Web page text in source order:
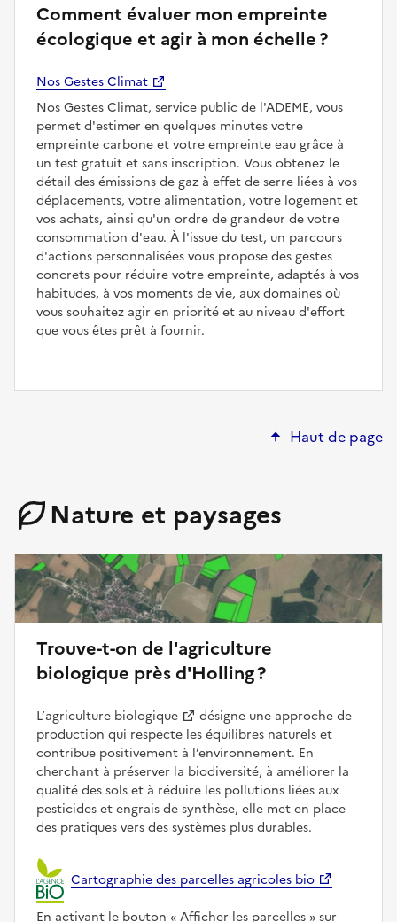
Comment évaluer mon empreinte
écologique et agir à mon échelle ?
Nos Gestes Climat
Nos Gestes Climat, service public de l'ADEME, vous
permet d'estimer en quelques minutes votre
empreinte carbone et votre empreinte eau grâce à
un test gratuit et sans inscription. Vous obtenez le
détail des émissions de gaz à effet de serre liées à vos
déplacements, votre alimentation, votre logement et
vos achats, ainsi qu'un ordre de grandeur de votre
consommation d'eau. À l'issue du test, un parcours
d'actions personnalisées vous propose des gestes
concrets pour réduire votre empreinte, adaptés à vos
habitudes, à vos moments de vie, aux domaines où
vous souhaitez agir en priorité et au niveau d'effort
que vous êtes prêt à fournir.
Haut de page
Nature et paysages
Trouve-t-on de l'agriculture
biologique près d'Holling ?
L’agriculture biologique
désigne une approche de
production qui respecte les équilibres naturels et
contribue positivement à l’environnement. En
cherchant à préserver la biodiversité, à améliorer la
qualité des sols et à réduire les pollutions liées aux
pesticides et engrais de synthèse, elle met en place
des pratiques vers des systèmes plus durables.
Cartographie des parcelles agricoles bio
En activant le bouton Afficher les parcelles sur